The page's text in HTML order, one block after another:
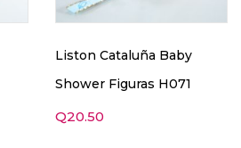
Liston Cataluña Baby
Shower Figuras H071
Q20.50